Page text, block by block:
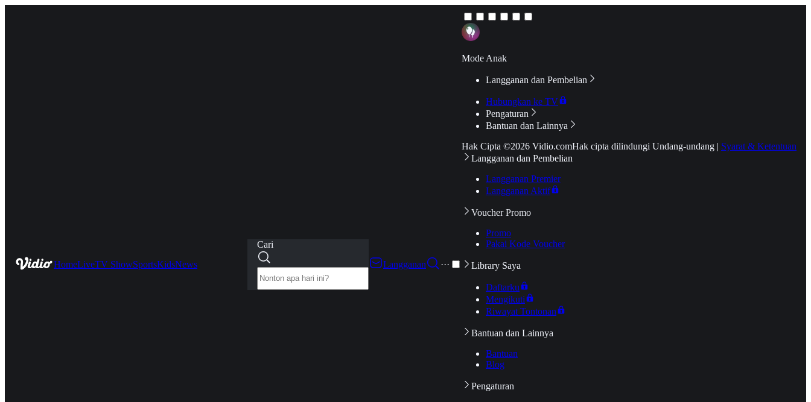
HomeLiveTV ShowSportsKidsNews
Cari
Langganan
···
Mode Anak
Langganan dan Pembelian
Hubungkan ke TV
Pengaturan
Bantuan dan Lainnya
Hak Cipta ©2026 Vidio.comHak cipta dilindungi Undang-undang | Syarat & Ketentuan
Langganan dan Pembelian
Langganan Premier
Langganan Aktif
Voucher Promo
Promo
Pakai Kode Voucher
Library Saya
Daftarku
Mengikuti
Riwayat Tontonan
Bantuan dan Lainnya
Bantuan
Blog
Pengaturan